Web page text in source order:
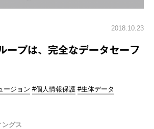
2018.10.23
ープは、完全なデータセーフ
ージョン #個人情報保護 #生体データ
ングス